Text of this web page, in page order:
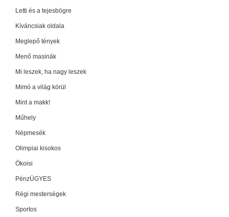
Letti és a tejesbögre
Kíváncsiak oldala
Meglepő tények
Menő masinák
Mi leszek, ha nagy leszek
Mimó a világ körül
Mint a makk!
Műhely
Népmesék
Olimpiai kisokos
Ökoisi
PénzÜGYES
Régi mesterségek
Sportos